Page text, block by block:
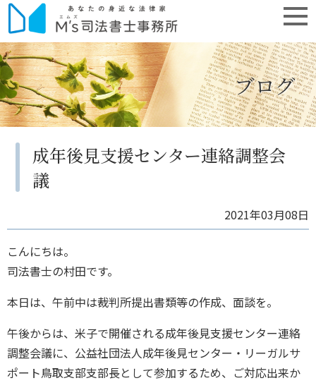
ブログ
成年後見支援センター連絡調整会
議
2021年03月08日
こんにちは。
司法書士の村田です。
本日は、午前中は裁判所提出書類等の作成、面談を。
午後からは、米子で開催される成年後見支援センター連絡
調整会議に、公益社団法人成年後見センター・リーガルサ
ポート鳥取支部支部長として参加するため、ご対応出来か